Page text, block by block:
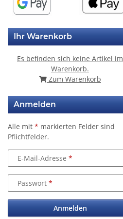
Ihr Warenkorb
Es befinden sich keine Artikel im
Warenkorb.
Zum Warenkorb
Anmelden
Alle mit * markierten Felder sind
Pflichtfelder.
E-Mail-Adresse
Passwort
Anmelden